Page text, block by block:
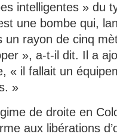
intelligentes » du
une bombe qui,
rayon de cinq
», a-t-il dit. Il a
« il fallait un
»
de droite en
aux libérations